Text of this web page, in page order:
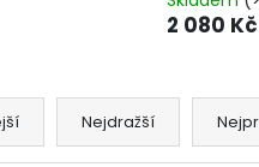
2 080 Kč
Nejdražší
POTAH NA